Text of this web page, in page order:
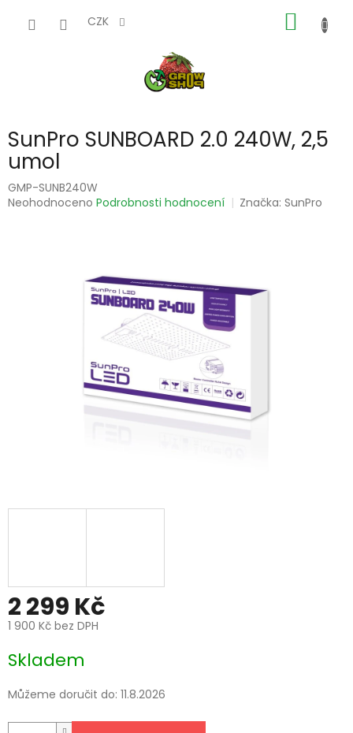
CZK
KOŠÍK
SunPro SUNBOARD 2.0 240W, 2,5
umol
GMP-SUNB240W
Průměrné
Neohodnoceno Podrobnosti hodnocení Značka:SunPro
2 299 Kč
1 900 Kč bez DPH
cena:
Skladem
Můžeme doručit do: 11.8.2026